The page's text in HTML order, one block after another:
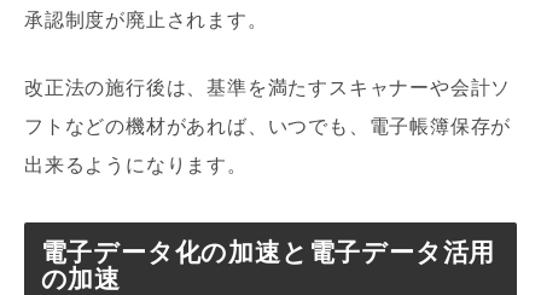
承認制度が廃止されます。
改正法の施行後は、基準を満たすスキャナーや会計ソ
フトなどの機材があれば、いつでも、電子帳簿保存が
出来るようになります。
電子データ化の加速と電子データ活用
の加速